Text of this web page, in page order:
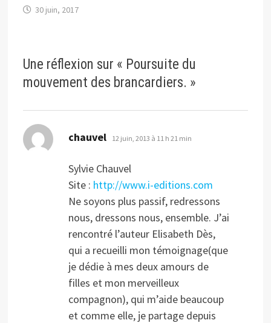
30 juin, 2017
Une réflexion sur « Poursuite du
mouvement des brancardiers. »
chauvel dit :
12 juin, 2013 à 11 h 21 min
Sylvie Chauvel
Site : http://www.i-editions.com
Ne soyons plus passif, redressons
nous, dressons nous, ensemble. J’ai
rencontré l’auteur Elisabeth Dès,
qui a recueilli mon témoignage(que
je dédie à mes deux amours de
filles et mon merveilleux
compagnon), qui m’aide beaucoup
et comme elle, je partage depuis